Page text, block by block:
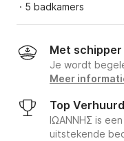
· 5 badkamers
Met schipper
Je wordt
Meer
Top
ΙΩΑΝΝΗΣ is
uitstekende